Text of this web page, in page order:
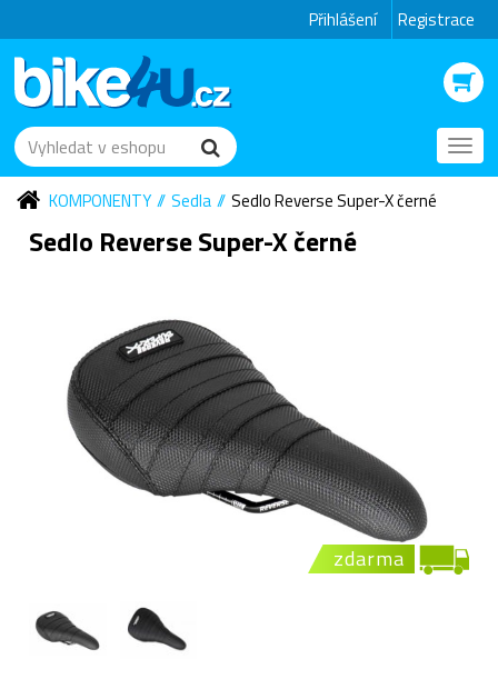
Přihlášení Registrace
KOMPONENTY
Sedla Sedlo Reverse Super-X černé
Sedlo Reverse Super-X černé
zdarma